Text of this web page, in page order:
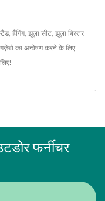
, हैंगिंग, झूला सीट झूला बिस्तर
गज़ेबो का अन्वेषण करने के लिए
फर्नीचर